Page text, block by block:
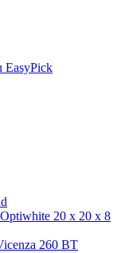
EasyPick
20 x 20 x 8
260 BT